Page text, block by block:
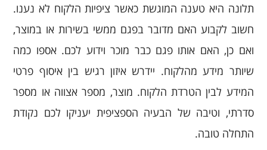
תלונה היא טענה המוגשת כאשר ציפיות הלקוח לא נענו.
חשוב לקבוע האם מדובר בפגם ממשי בשירות או במוצר,
ואם כן, האם אותו פגם כבר מוכר וידוע לכם. אספו כמה
שיותר מידע מהלקוח. יידרש איזון רגיש בין איסוף פרטי
המידע לבין הטרדת הלקוח. מוצר, מספר אצווה או מספר
סדרתי, וטיבה של הבעיה הספציפית יעניקו לכם נקודת
התחלה טובה.